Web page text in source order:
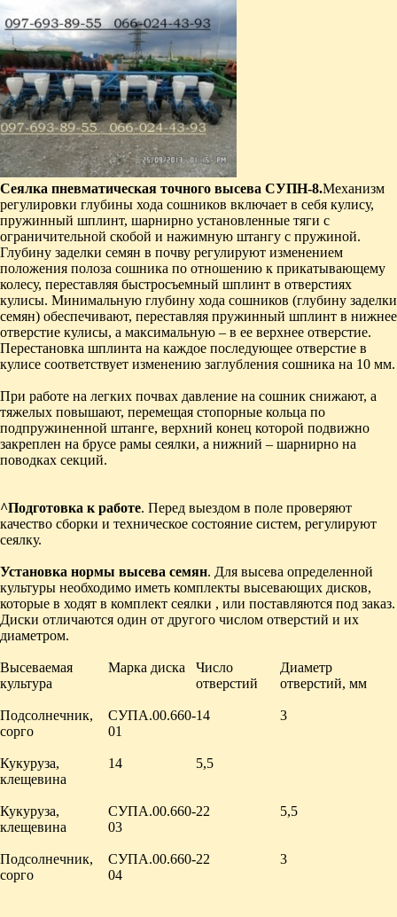
Сеялка пневматическая точного высева СУПН-8.Механизм
регулировки глубины хода сошников включает в себя кулису,
пружинный шплинт, шарнирно установленные тяги с
ограничительной скобой и нажимную штангу с пружиной.
Глубину заделки семян в почву регулируют изменением
положения полоза сошника по отношению к прикатывающему
колесу, переставляя быстросъемный шплинт в отверстиях
кулисы. Минимальную глубину хода сошников (глубину заделки
семян) обеспечивают, переставляя пружинный шплинт в нижнее
отверстие кулисы, а максимальную – в ее верхнее отверстие.
Перестановка шплинта на каждое последующее отверстие в
кулисе соответствует изменению заглубления сошника на 10 мм.
При работе на легких почвах давление на сошник снижают, а
тяжелых повышают, перемещая стопорные кольца по
подпружиненной штанге, верхний конец которой подвижно
закреплен на брусе рамы сеялки, а нижний – шарнирно на
поводках секций.
^Подготовка к работе. Перед выездом в поле про­веряют
качество сборки и техническое состояние систем, регулируют
сеялку.
Установка нормы высева семян. Для высева определенной
культуры необходимо иметь комплекты высевающих дис­ков,
которые в ходят в комплект сеялки , или поставляются под заказ.
Диски отличаются один от другого числом отвер­стий и их
диаметром.
Высеваемая
культура
Марка диска
Число
отверстий
Диаметр
отверстий, мм
Подсолнечник,
сорго
СУПА.00.660-
01
14 3
Кукуруза,
клещевина
14 5,5
Кукуруза,
клещевина
СУПА.00.660-
03
22 5,5
Подсолнечник,
сорго
СУПА.00.660-
04
22 3